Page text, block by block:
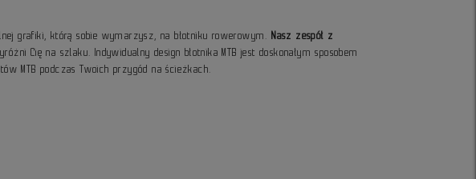
grafiki, którą sobie wymarzysz, na błotniku rowerowym.Nasz zespół z
Cię na szlaku. Indywidualny design błotnika MTB jest doskonałym sposobem
MTB podczas Twoich przygód na ścieżkach.